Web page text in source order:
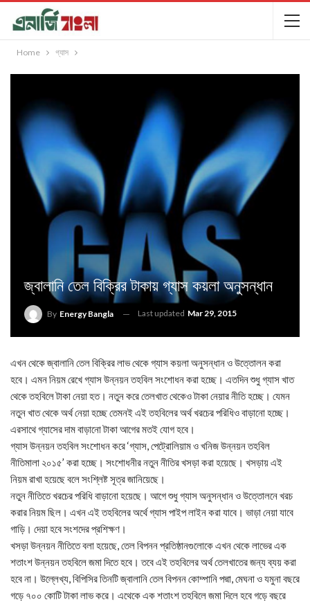
Home গ্যাস
জ্বালানি তেল বিক্রির টাকায় গ্যাস কয়লা অনুসন্ধান
By Energy Bangla Last updated Mar 29, 2015
এখন থেকে জ্বালানি তেল বিক্রির লাভ থেকে গ্যাস কয়লা অনুসন্ধান ও উত্তোলন করা
হবে। এমন নিয়ম রেখে গ্যাস উন্নয়ন তহবিল সংশোধন করা হচ্ছে। এতদিন শুধু গ্যাস খাত
থেকে তহবিলে টাকা নেয়া হত। নতুন করে তেলখাত থেকেও টাকা নেয়ার নীতি হচ্ছে। যেমন
নতুন খাত থেকে অর্থ নেয়া হচ্ছে তেমনই এই তহবিলের অর্থ খরচের পরিধিও বাড়ানো হচ্ছে।
এরসাথে গ্যাসের দাম বাড়ানো টাকা আগের মতই যোগ হবে।
গ্যাস উন্নয়ন তহবিল সংশোধন করে ‘গ্যাস, পেট্রোলিয়াম ও খনিজ উন্নয়ন তহবিল
নীতিমালা ২০১৫’ করা হচ্ছে। সংশোধনীর নতুন নীতির খসড়া করা হয়েছে। খসড়ায় এই
নিয়ম রাখা হয়েছে বলে সংশ্লিষ্ট সূত্র জানিয়েছে।
নতুন নীতিতে খরচের পরিধি বাড়ানো হয়েছে। আগে শুধু গ্যাস অনুসন্ধান ও উত্তোলনে খরচ
করার নিয়ম ছিল। এখন এই তহবিলের অর্থে গ্যাস পাইপ লাইন করা যাবে। ভাড়া নেয়া যাবে
গাড়ি। দেয়া হবে সংশদের প্রশিক্ষণ।
খসড়া উন্নয়ন নীতিতে বলা হয়েছে, তেল বিপনন প্রতিষ্ঠানগুলোকে এখন থেকে লাভের এক
শতাংশ উন্নয়ন তহবিলে জমা দিতে হবে। তবে এই তহবিলের অর্থ তেলখাতের জন্য ব্যয় করা
হবে না। উল্লেখ্য, বিপিসির তিনটি জ্বালানি তেল বিপনন কোম্পানি পদ্মা, মেঘনা ও যমুনা বছরে
গড়ে ৭০০ কোটি টাকা লাভ করে। এথেকে এক শতাংশ তহবিলে জমা দিলে হবে গড়ে বছরে